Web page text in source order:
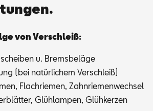
von Ver­schleiß:
u. Brems­be­lä­ge
(bei na­tür­li­chem Ver­schleiß)
Flach­rie­men, Zahn­rie­men­wech­sel
Glüh­lam­pen, Glüh­ker­zen